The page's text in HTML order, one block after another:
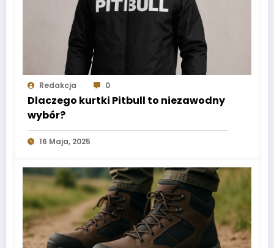
Redakcja 0
Dlaczego kurtki Pitbull to niezawodny
wybór?
16 Maja, 2025